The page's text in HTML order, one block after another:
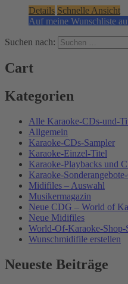
Details Schnelle Ansicht
Auf meine Wunschliste
Suchen nach:
Cart
Kategorien
Alle Karaoke-CDs-und-
Allgemein
Karaoke-CDs-Sampler
Karaoke-Einzel-Titel
Karaoke-Playbacks und
Karaoke-
Midifiles – Auswahl
Musikermagazin
Neue CDG – World of
Neue Midifiles
World-Of-Karaoke-Shop-
Wunschmidifile erstellen
Neueste Beiträge